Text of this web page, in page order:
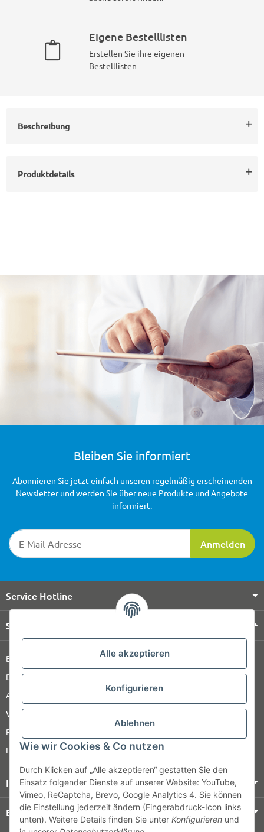
Alle akzeptieren
Konfigurieren
Ablehnen
Wie wir Cookies & Co nutzen
Durch Klicken auf „Alle akzeptieren“ gestatten Sie den
Einsatz folgender Dienste auf unserer Website: YouTube,
Vimeo, ReCaptcha, Brevo, Google Analytics 4. Sie können
die Einstellung jederzeit ändern (Fingerabdruck-Icon links
unten). Weitere Details finden Sie unter Konfigurieren und
Eigene Bestelllisten
Erstellen Sie ihre eigenen
Bestelllisten
Beschreibung
Produktdetails
Bleiben Sie informiert
Newsletter-Registrierung
Anmelden
Abonnieren Sie jetzt einfach unseren regelmäßig erscheinenden
Newsletter und werden Sie über neue Produkte und Angebote
informiert.
Service Hotline
Shop Service
Barrierefreiheitserklärung
Datenschutz
AGB
Versandinformationen
Retour
Impressum
Informationen
Bezahlung & Versand